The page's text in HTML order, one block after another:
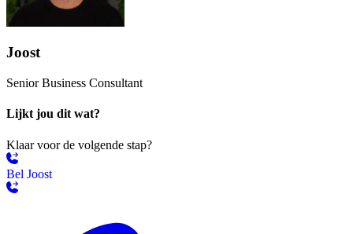
Joost
Senior Business Consultant
Lijkt jou dit wat?
Klaar voor de volgende stap?
Bel Joost